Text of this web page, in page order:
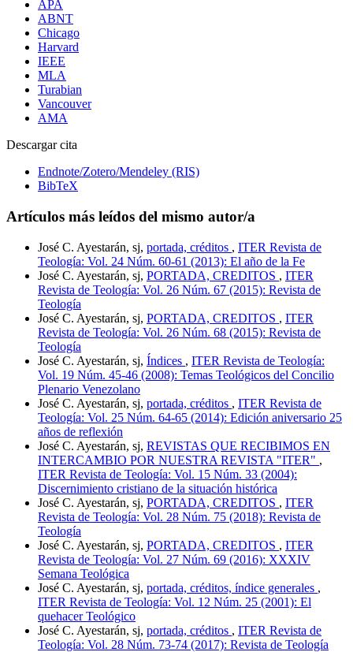
APA
ABNT
Chicago
Harvard
IEEE
MLA
Turabian
Vancouver
AMA
Descargar cita
Endnote/Zotero/Mendeley (RIS)
BibTeX
Artículos más leídos del mismo autor/a
José C. Ayestarán, sj, portada, créditos , ITER Revista de
Teología: Vol. 24 Núm. 60-61 (2013): El año de la Fe
José C. Ayestarán, sj, PORTADA, CREDITOS , ITER
Revista de Teología: Vol. 26 Núm. 67 (2015): Revista de
Teología
José C. Ayestarán, sj, PORTADA, CREDITOS , ITER
Revista de Teología: Vol. 26 Núm. 68 (2015): Revista de
Teología
José C. Ayestarán, sj, Índices , ITER Revista de Teología:
Vol. 19 Núm. 45-46 (2008): Temas Teológicos del Concilio
Plenario Venezolano
José C. Ayestarán, sj, portada, créditos , ITER Revista de
Teología: Vol. 25 Núm. 64-65 (2014): Edición aniversario 25
años de reflexión
José C. Ayestarán, sj, REVISTAS QUE RECIBIMOS EN
INTERCAMBIO POR NUESTRA REVISTA "ITER" ,
ITER Revista de Teología: Vol. 15 Núm. 33 (2004):
Discernimiento cristiano de la situación histórica
José C. Ayestarán, sj, PORTADA, CREDITOS , ITER
Revista de Teología: Vol. 28 Núm. 75 (2018): Revista de
Teología
José C. Ayestarán, sj, PORTADA, CREDITOS , ITER
Revista de Teología: Vol. 27 Núm. 69 (2016): XXXIV
Semana Teológica
José C. Ayestarán, sj, portada, créditos, índice generales ,
ITER Revista de Teología: Vol. 12 Núm. 25 (2001): El
quehacer Teológico
José C. Ayestarán, sj, portada, créditos , ITER Revista de
Teología: Vol. 28 Núm. 73-74 (2017): Revista de Teología